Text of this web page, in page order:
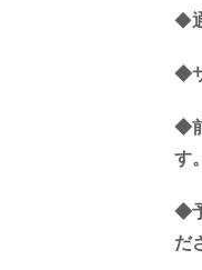
◆
◆
◆
す。
◆
だ